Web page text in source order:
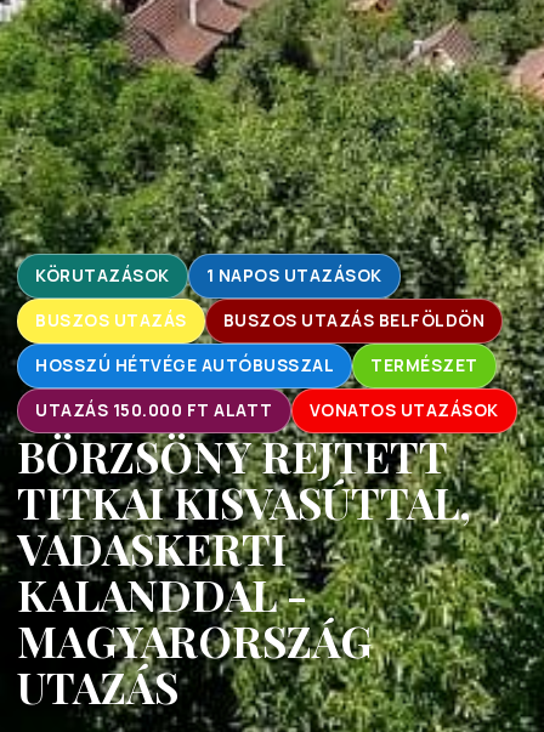
KÖRUTAZÁSOK 1 NAPOS UTAZÁSOK
BUSZOS UTAZÁS BUSZOS UTAZÁS BELFÖLDÖN
HOSSZÚ HÉTVÉGE AUTÓBUSSZAL TERMÉSZET
UTAZÁS 150.000 FT ALATT VONATOS UTAZÁSOK
BÖRZSÖNY REJTETT
TITKAI KISVASÚTTAL,
VADASKERTI
KALANDDAL -
MAGYARORSZÁG
UTAZÁS